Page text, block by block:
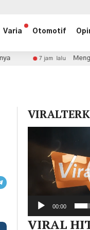
Varia Otomotif
Mengenal Burhanuddin
00:00
VIRAL